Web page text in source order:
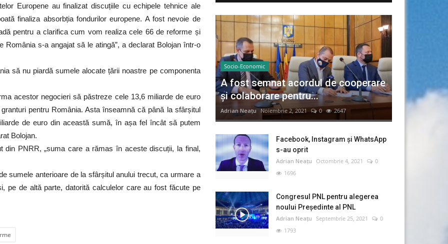
Europene au finalizat discuțiile cu echipele tehnice ale
finaliza absorbția fondurilor europene. A fost nevoie de
pentru a clarifica cum vom realiza cele 66 de reforme și
s-a angajat să le atingă”, a declarat Bolojan într-o
să nu piardă sumele alocate țării noastre pe componenta
acestor negocieri să păstreze cele 13,6 miliarde de euro
pentru România. Asta înseamnă că până la sfârșitul
de euro din această sumă, în așa fel încât să putem
Bolojan.
PNRR, „suma care a rămas în aceste discuții, la final,
sumele anterioare de la sfârșitul anului trecut, ca urmare a
pe de altă parte, datorită calculelor care au fost făcute pe
Socio-Economic
A fost semnat acordul de cooperare
și colaborare pentru...
Adrian Neațu Noiembrie 2, 2021 0 2647
Facebook, Instagram și WhatsApp
s-au oprit
Adrian Neațu Octombrie 4, 2021
0
1696
Congresul PNL pentru alegerea
noului Preşedinte al PNL
Adrian Neațu Septembrie 25, 2021
0
1793